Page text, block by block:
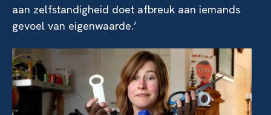
aan zelfstandigheid doet afbreuk aan iemands
gevoel van eigenwaarde.’